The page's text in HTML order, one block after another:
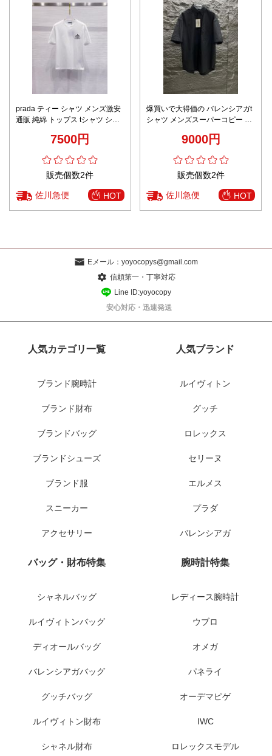
prada ティー シャツ メンズ激安
通販 純綿 トップス tシャツ シン
7500円
販売個数2件
佐川急便 HOT
爆買いで大得価の バレンシアガt
シャツ メンズスーパーコピー ト
9000円
販売個数2件
佐川急便 HOT
Eメール： yoyocopys@gmail.com
信頼第一・丁寧対応
Line ID:yoyocopy
安心対応・迅速発送
人気カテゴリ一覧
ブランド腕時計
ブランド財布
ブランドバッグ
ブランドシューズ
ブランド服
スニーカー
アクセサリー
人気ブランド
ルイヴィトン
グッチ
ロレックス
セリーヌ
エルメス
プラダ
バレンシアガ
バッグ・財布特集
シャネルバッグ
ルイヴィトンバッグ
ディオールバッグ
バレンシアガバッグ
グッチバッグ
ルイヴィトン財布
シャネル財布
腕時計特集
レディース腕時計
ウブロ
オメガ
パネライ
オーデマピゲ
IWC
ロレックスモデル